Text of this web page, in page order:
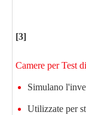
[3]
Camere per Test
Simulano
Utilizzate per